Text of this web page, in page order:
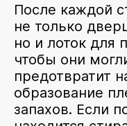
После каждой
не только
но и лоток для
чтобы они
предотвратит
образование
запахов. Если